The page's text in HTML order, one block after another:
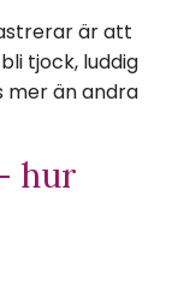
är att
tjock, luddig
mer än andra
hur